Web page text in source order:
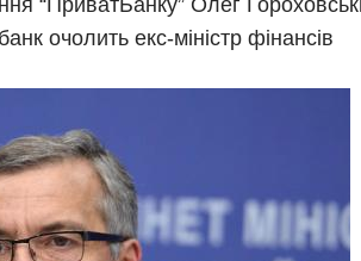
“ПриватБанку” Олег
очолить екс-міністр фінансів